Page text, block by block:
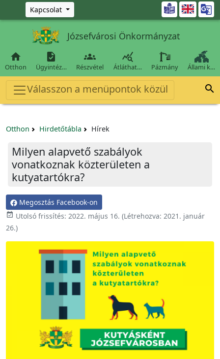
Ugrás a fő tartalomra
Kapcsolat 
Józsefvárosi Önkormányzat

Otthon

Ügyintéz…

Részvétel

Átláthat… Pázmány Állami k…
Válasszon a menüpontok közül 
Otthon Hirdetőtábla Hírek
Milyen alapvető szabályok
vonatkoznak közterületen a
kutyatartókra?
Megosztás Facebook-on
 Utolsó frissítés: 2022. május 16. (Létrehozva: 2021. január
26.)